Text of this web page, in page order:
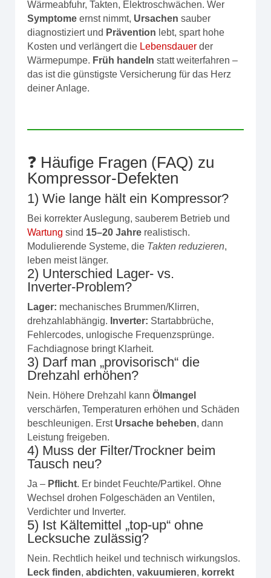
Wärmeabfuhr, Takten, Elektroschwächen. Wer
Symptome ernst nimmt, Ursachen sauber
diagnostiziert und Prävention lebt, spart hohe
Kosten und verlängert die Lebensdauer der
Wärmepumpe. Früh handeln statt weiterfahren –
das ist die günstigste Versicherung für das Herz
deiner Anlage.
❓ Häufige Fragen (FAQ) zu
Kompressor‑Defekten
1) Wie lange hält ein Kompressor?
Bei korrekter Auslegung, sauberem Betrieb und
Wartung sind 15–20 Jahre realistisch.
Modulierende Systeme, die Takten reduzieren,
leben meist länger.
2) Unterschied Lager- vs.
Inverter‑Problem?
Lager: mechanisches Brummen/Klirren,
drehzahlabhängig. Inverter: Startabbrüche,
Fehlercodes, unlogische Frequenzsprünge.
Fachdiagnose bringt Klarheit.
3) Darf man „provisorisch“ die
Drehzahl erhöhen?
Nein. Höhere Drehzahl kann Ölmangel
verschärfen, Temperaturen erhöhen und Schäden
beschleunigen. Erst Ursache beheben, dann
Leistung freigeben.
4) Muss der Filter/Trockner beim
Tausch neu?
Ja – Pflicht. Er bindet Feuchte/Partikel. Ohne
Wechsel drohen Folgeschäden an Ventilen,
Verdichter und Inverter.
5) Ist Kältemittel „top‑up“ ohne
Lecksuche zulässig?
Nein. Rechtlich heikel und technisch wirkungslos.
Leck finden, abdichten, vakuumieren, korrekt